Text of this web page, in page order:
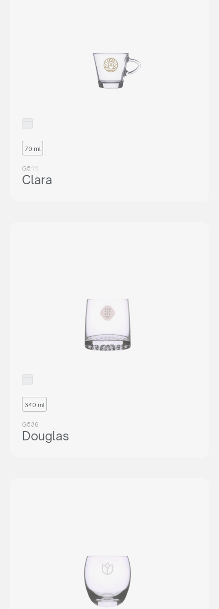
70 ml
G511
Clara
340 ml
G536
Douglas